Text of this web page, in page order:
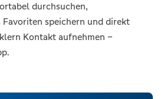
durchsuchen,
Favoriten speichern und direkt
Kontakt aufnehmen –